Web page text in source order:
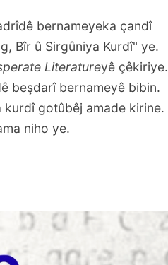
bernameyeka çandî
Bîr û Sirgûniya Kurdî" ye.
Literatureyê çêkiriye.
beşdarî bernameyê bibin.
kurdî gotûbêj amade kirine.
niho ye.